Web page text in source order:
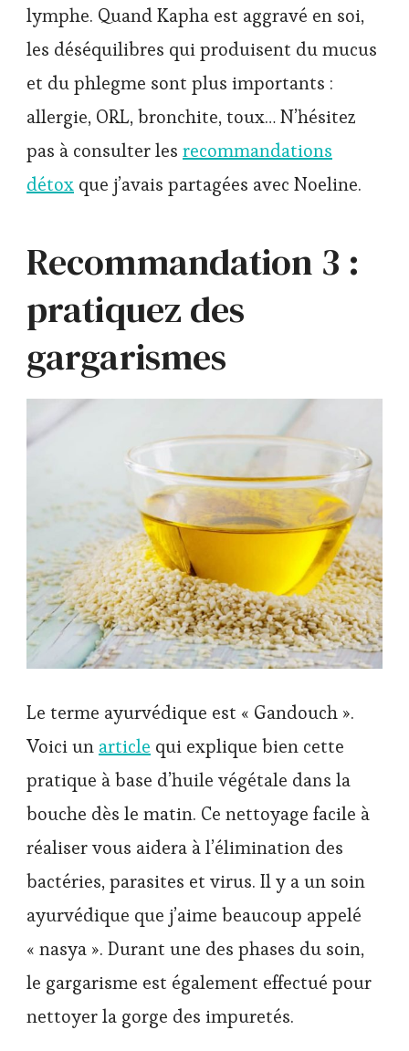
lymphe. Quand Kapha est aggravé en soi,
les déséquilibres qui produisent du mucus
et du phlegme sont plus importants :
allergie, ORL, bronchite, toux… N’hésitez
pas à consulter les recommandations
détox que j’avais partagées avec Noeline.
Recommandation 3 :
pratiquez des
gargarismes
Le terme ayurvédique est « Gandouch ».
Voici un article qui explique bien cette
pratique à base d’huile végétale dans la
bouche dès le matin. Ce nettoyage facile à
réaliser vous aidera à l’élimination des
bactéries, parasites et virus. Il y a un soin
ayurvédique que j’aime beaucoup appelé
« nasya ». Durant une des phases du soin,
le gargarisme est également effectué pour
nettoyer la gorge des impuretés.